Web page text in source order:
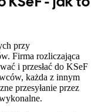
przy
Firma rozliczająca
i przesłać do KSeF
każda z innym
przesyłanie przez